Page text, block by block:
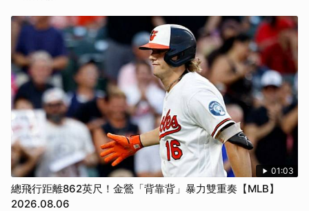
01:03
總飛行距離862英尺！金鶯「背靠背」暴力雙重奏【MLB】
2026.08.06